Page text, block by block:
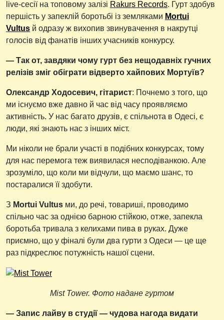
live-сесії на топовому залізі Rakurs Records. Гурт здобув
першість у запеклій боротьбі із земляками Mortui
Vultus й одразу ж вихопив звинувачення в накрутці
голосів від фанатів інших учасників конкурсу.
— Так от, завдяки чому гурт без нещодавніх гучних
релізів зміг обіграти відверто хайпових Мортуїв?
Олександр Ходосевич, гітарист: Почнемо з того, що
ми існуємо вже давно й час від часу проявляємо
активність. У нас багато друзів, є спільнота в Одесі, є
люди, які знають нас з інших міст.
Ми ніколи не брали участі в подібних конкурсах, тому
для нас перемога теж виявилася несподіванкою. Але
зрозуміло, що коли ми відчули, що маємо шанс, то
постаралися її здобути.
З Mortui Vultus ми, до речі, товариші, проводимо
спільно час за однією барною стійкою, отже, запекла
боротьба тривала з келихами пива в руках. Дуже
приємно, що у фіналі були два гурти з Одеси — це ще
раз підкреслює потужність нашої сцени.
Mist Tower. Фото надане гуртом
— Запис лайву в студії — чудова нагода видати